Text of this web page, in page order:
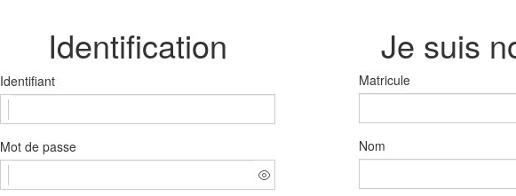
Identification
Identifiant
Mot de passe
Je suis
Matricule
Nom